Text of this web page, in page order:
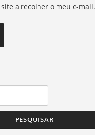
a recolher o meu e-mail.